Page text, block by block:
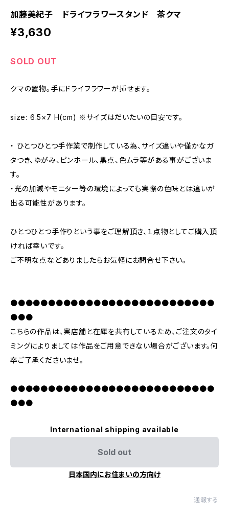
加藤美紀子 ドライフラワースタンド 茶クマ
¥3,630
SOLD OUT
クマの置物。手にドライフラワーが挿せます。
size: 6.5×7 H(cm) ※サイズはだいたいの目安です。
・ ひとつひとつ手作業で制作している為、サイズ違いや僅かなガ
タつき、ゆがみ、ピンホール、黒点、色ムラ等がある事がございま
す。
・光の加減やモニター等の環境によっても実際の色味とは違いが
出る可能性があります。
ひとつひとつ手作りという事をご理解頂き、１点物としてご購入頂
ければ幸いです。
ご不明な点などありましたらお気軽にお問合せ下さい。
●●●●●●●●●●●●●●●●●●●●●●●●●●●
●●●
こちらの作品は、実店舗と在庫を共有しているため、ご注文のタイ
ミングによりましては作品をご用意できない場合がございます。何
卒ご了承くださいませ。
●●●●●●●●●●●●●●●●●●●●●●●●●●●
●●●
International shipping available
Sold out
日本国内にお住まいの方向け
通報する